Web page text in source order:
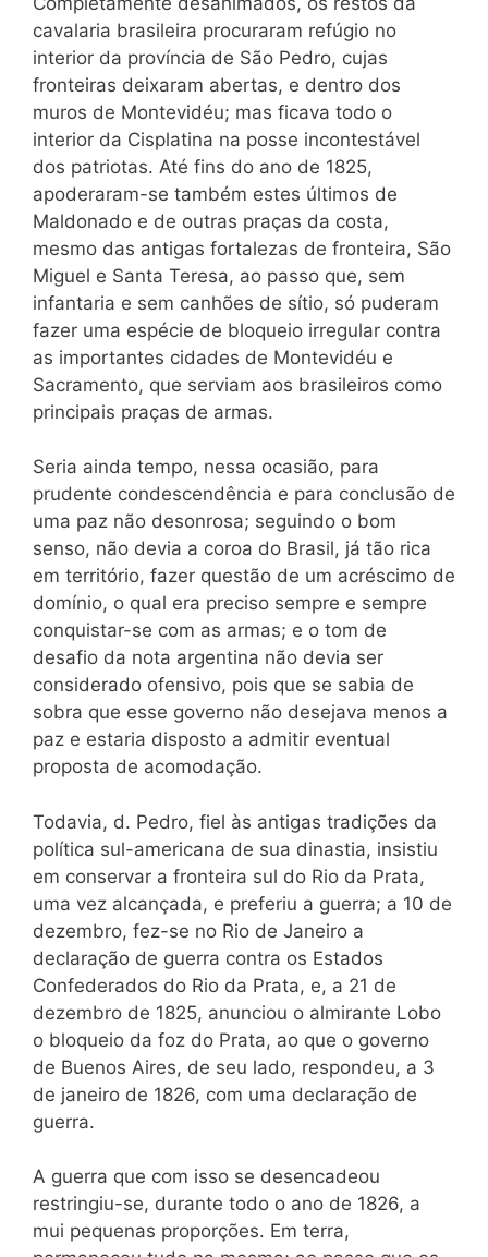
cavalaria brasileira procuraram refúgio no
interior da província de São Pedro, cujas
fronteiras deixaram abertas, e dentro dos
muros de Montevidéu; mas ficava todo o
interior da Cisplatina na posse incontestável
dos patriotas. Até fins do ano de 1825,
apoderaram-se também estes últimos de
Maldonado e de outras praças da costa,
mesmo das antigas fortalezas de fronteira, São
Miguel e Santa Teresa, ao passo que, sem
infantaria e sem canhões de sítio, só puderam
fazer uma espécie de bloqueio irregular contra
as importantes cidades de Montevidéu e
Sacramento, que serviam aos brasileiros como
principais praças de armas.
Seria ainda tempo, nessa ocasião, para
prudente condescendência e para conclusão de
uma paz não desonrosa; seguindo o bom
senso, não devia a coroa do Brasil, já tão rica
em território, fazer questão de um acréscimo de
domínio, o qual era preciso sempre e sempre
conquistar-se com as armas; e o tom de
desafio da nota argentina não devia ser
considerado ofensivo, pois que se sabia de
sobra que esse governo não desejava menos a
paz e estaria disposto a admitir eventual
proposta de acomodação.
Todavia, d. Pedro, fiel às antigas tradições da
política sul-americana de sua dinastia, insistiu
em conservar a fronteira sul do Rio da Prata,
uma vez alcançada, e preferiu a guerra; a 10 de
dezembro, fez-se no Rio de Janeiro a
declaração de guerra contra os Estados
Confederados do Rio da Prata, e, a 21 de
dezembro de 1825, anunciou o almirante Lobo
o bloqueio da foz do Prata, ao que o governo
de Buenos Aires, de seu lado, respondeu, a 3
de janeiro de 1826, com uma declaração de
guerra.
A guerra que com isso se desencadeou
restringiu-se, durante todo o ano de 1826, a
mui pequenas proporções. Em terra,